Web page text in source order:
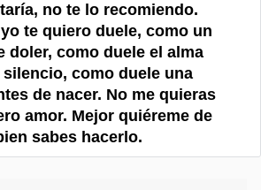
no te lo recomiendo.
te quiero duele, como un
doler, como duele el alma
como duele una
de nacer. No me quieras
amor. Mejor quiéreme de
sabes hacerlo.